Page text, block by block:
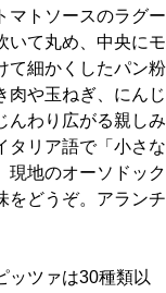
マトソースのラグー
いて丸め、中央にモ
て細かくしたパン粉
肉や玉ねぎ、にんじ
んわり広がる親しみ
タリア語で「小さな
現地のオーソドック
をどうぞ。アランチ
ッツァは30種類以